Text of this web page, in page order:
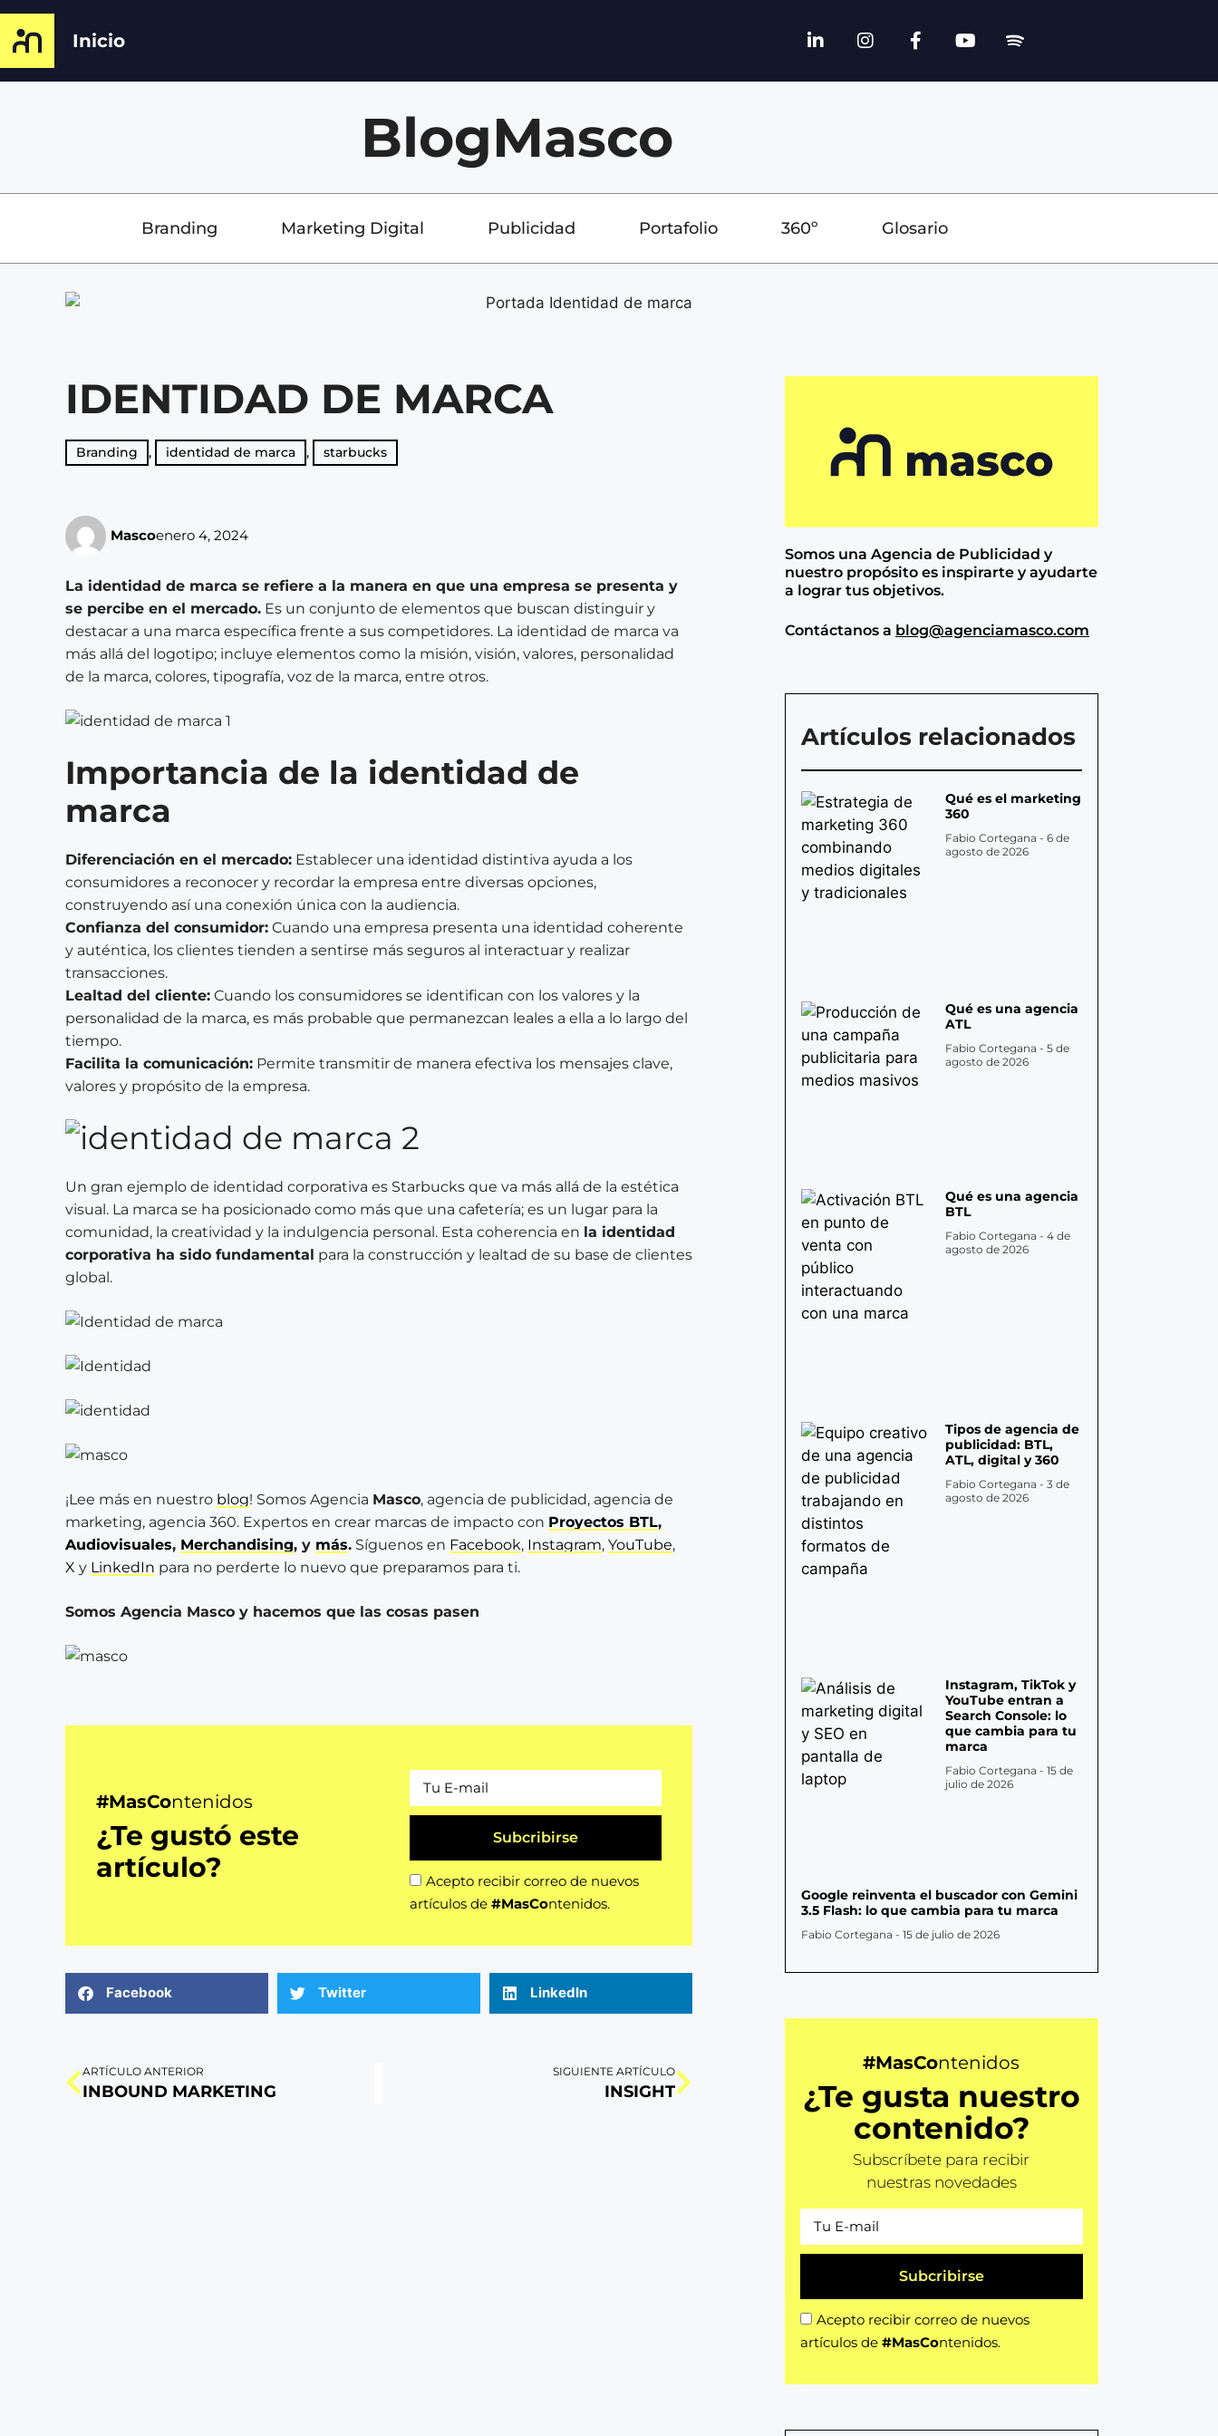
Inicio
BlogMasco
Branding Marketing Digital Publicidad Portafolio 360º Glosario
IDENTIDAD DE MARCA
Branding , identidad de marca , starbucks
Mascoenero 4, 2024
La identidad de marca se refiere a la manera en que una empresa se presenta y
se percibe en el mercado. Es un conjunto de elementos que buscan distinguir y
destacar a una marca específica frente a sus competidores. La identidad de marca va
más allá del logotipo; incluye elementos como la misión, visión, valores, personalidad
de la marca, colores, tipografía, voz de la marca, entre otros.
Importancia de la identidad de
marca
Diferenciación en el mercado: Establecer una identidad distintiva ayuda a los
consumidores a reconocer y recordar la empresa entre diversas opciones,
construyendo así una conexión única con la audiencia.
Confianza del consumidor: Cuando una empresa presenta una identidad coherente
y auténtica, los clientes tienden a sentirse más seguros al interactuar y realizar
transacciones.
Lealtad del cliente: Cuando los consumidores se identifican con los valores y la
personalidad de la marca, es más probable que permanezcan leales a ella a lo largo del
tiempo.
Facilita la comunicación: Permite transmitir de manera efectiva los mensajes clave,
valores y propósito de la empresa.
Un gran ejemplo de identidad corporativa es Starbucks que va más allá de la estética
visual. La marca se ha posicionado como más que una cafetería; es un lugar para la
comunidad, la creatividad y la indulgencia personal. Esta coherencia en la identidad
corporativa ha sido fundamental para la construcción y lealtad de su base de clientes
global.
¡Lee más en nuestro blog! Somos Agencia Masco, agencia de publicidad, agencia de
marketing, agencia 360. Expertos en crear marcas de impacto con Proyectos BTL,
Audiovisuales, Merchandising, y más. Síguenos en Facebook, Instagram, YouTube,
X y LinkedIn para no perderte lo nuevo que preparamos para ti.
Somos Agencia Masco y hacemos que las cosas pasen
#MasContenidos
¿Te gustó este
artículo?
Acepto recibir correo de nuevos
artículos de #MasContenidos.
Subcribirse
Facebook Twitter LinkedIn
ARTÍCULO ANTERIOR
INBOUND MARKETING
SIGUIENTE ARTÍCULO
INSIGHT
Somos una Agencia de Publicidad y
nuestro propósito es inspirarte y ayudarte
a lograr tus objetivos.
Contáctanos a blog@agenciamasco.com
Artículos relacionados
Qué es el marketing
360
Fabio Cortegana 6 de
agosto de 2026
Qué es una agencia
ATL
Fabio Cortegana 5 de
agosto de 2026
Qué es una agencia
BTL
Fabio Cortegana 4 de
agosto de 2026
Tipos de agencia de
publicidad: BTL,
ATL, digital y 360
Fabio Cortegana 3 de
agosto de 2026
Instagram, TikTok y
YouTube entran a
Search Console: lo
que cambia para tu
marca
Fabio Cortegana 15 de
julio de 2026
Google reinventa el buscador con Gemini
3.5 Flash: lo que cambia para tu marca
Fabio Cortegana 15 de julio de 2026
#MasContenidos
¿Te gusta nuestro
contenido?
Subscríbete para recibir
nuestras novedades
Acepto recibir correo de nuevos
artículos de #MasContenidos.
Subcribirse